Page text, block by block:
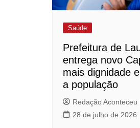
Saúde
Prefeitura de
entrega novo
mais dignidade
a população
Redação Aconteceu
28 de julho de 2026